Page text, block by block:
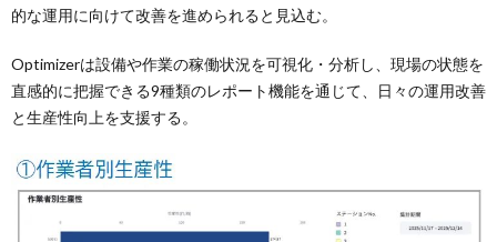
的な運用に向けて改善を進められると見込む。
Optimizerは設備や作業の稼働状況を可視化・分析し、現場の状態を
直感的に把握できる9種類のレポート機能を通じて、日々の運用改善
と生産性向上を支援する。